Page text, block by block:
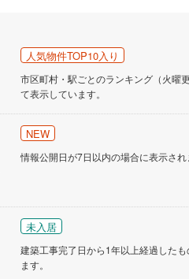
人気物件TOP10入り
市区町村・駅ごとのランキング（火曜
て表示しています。
NEW
情報公開日が7日以内の場合に表示さ
未入居
建築工事完了日から1年以上経過した
ます。